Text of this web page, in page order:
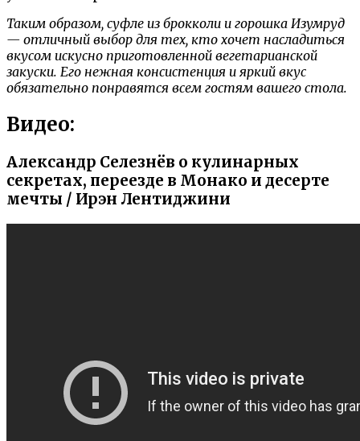
Таким образом, суфле из брокколи и горошка Изумруд
— отличный выбор для тех, кто хочет насладиться
вкусом искусно приготовленной вегетарианской
закуски. Его нежная консистенция и яркий вкус
обязательно понравятся всем гостям вашего стола.
Видео:
Александр Селезнёв о кулинарных
секретах, переезде в Монако и десерте
мечты / Ирэн Лентиджини